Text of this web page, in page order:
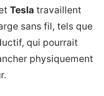
Tesla travaillent
sans fil, tels que
qui pourrait
physiquement